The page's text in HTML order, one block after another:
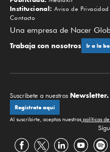
Institucional: Aviso de Privacidad
Contacto
Una empresa de Nacer
Trabaja con nosotros Ir a la
Suscríbete a nuestros Newsletter.
Regístrate aquí
Al suscribirte, aceptas nuestras políticas